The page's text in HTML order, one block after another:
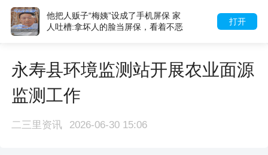
打开
他把人贩子“梅姨”设成了手机屏保 家
人吐槽:拿坏人的脸当屏保，看着不恶
永寿县环境监测站开展农业面源
监测工作
二三里资讯 2026-06-30 15:06